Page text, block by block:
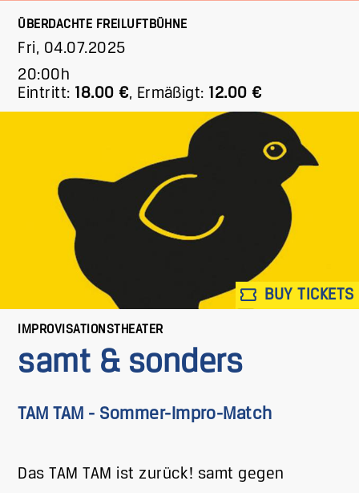
ÜBERDACHTE FREILUFTBÜHNE
Fri, 04.07.2025
20:00h
Eintritt: 18.00 €, Ermäßigt: 12.00 €
BUY TICKETS
IMPROVISATIONSTHEATER
samt & sonders
TAM TAM - Sommer-Impro-Match
Das TAM TAM ist zurück! samt gegen